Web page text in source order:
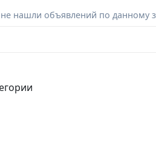
нашли объявлений по данному